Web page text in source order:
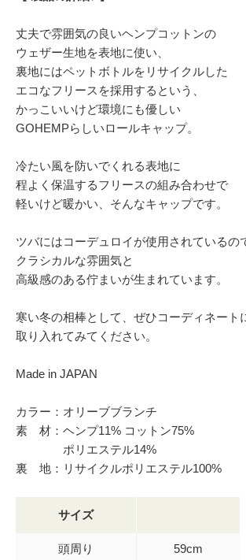
丈夫で雰囲気の良いヘンプコットンの
ウェザー生地を表地に使い、
裏地にはペットボトルをリサイクルした
エコなフリースを採用するという、
かっこいいけど環境にも優しい
GOHEMPらしいロールキャップ。
冷たい風を防いでくれる表地に
程よく保温するフリースの組み合わせで
軽いけど暖かい、そんなキャップです。
ツバにはコーデュロイが使用されているの
クラシカルな雰囲気と
高級感のある佇まいが生まれています。
寒い冬の相棒として、ぜひコーディネート
取り入れてみてください。
Made in JAPAN
カラー：オリーブブランチ
素 材：ヘンプ11% コットン75%
ポリエステル14%
裏 地：リサイクルポリエステル100%
サイズ
頭周り 59cm